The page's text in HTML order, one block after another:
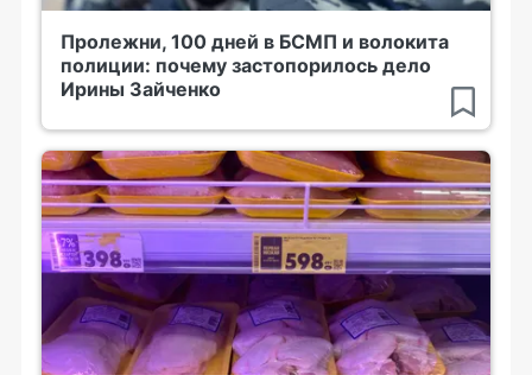
Пролежни, 100 дней в БСМП и волокита
полиции: почему застопорилось дело
Ирины Зайченко